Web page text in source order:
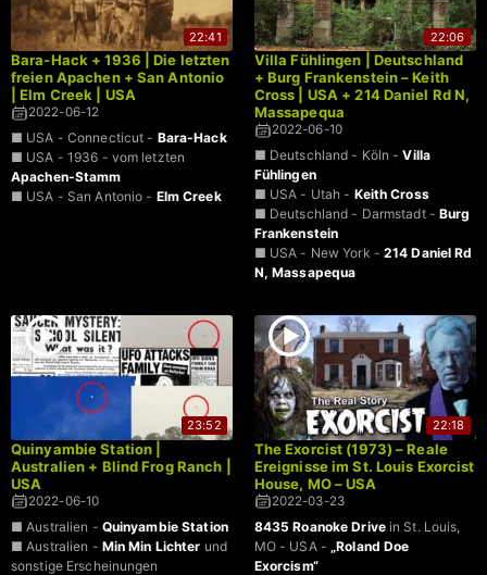
22:41
Bara-Hack + 1936 | Die letzten
freien Apachen + San Antonio
| Elm Creek | USA
2022-06-12
■ USA - Connecticut - Bara-Hack
■ USA - 1936 - vom letzten
Apachen-Stamm
■ USA - San Antonio - Elm Creek
22:06
Villa Fühlingen | Deutschland
+ Burg Frankenstein – Keith
Cross | USA + 214 Daniel Rd N,
Massapequa
2022-06-10
■ Deutschland - Köln -Villa
Fühlingen
■ USA - Utah - Keith Cross
■ Deutschland - Darmstadt -Burg
Frankenstein
■ USA - New York - 214 Daniel Rd
N, Massapequa
23:52
Quinyambie Station |
Australien + Blind Frog Ranch |
USA
2022-06-10
■ Australien - Quinyambie Station
■ Australien - Min Min Lichter und
sonstige Erscheinungen
22:18
The Exorcist (1973) – Reale
Ereignisse im St. Louis Exorcist
House, MO – USA
2022-03-23
8435 Roanoke Drivein St. Louis,
MO - USA - „Roland Doe
Exorcism“